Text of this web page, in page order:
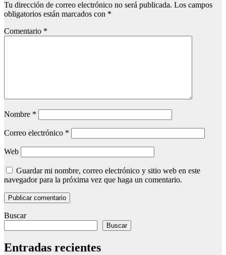
Tu dirección de correo electrónico no será publicada. Los campos
obligatorios están marcados con *
Comentario *
Nombre *
Correo electrónico *
Web
Guardar mi nombre, correo electrónico y sitio web en este
navegador para la próxima vez que haga un comentario.
Buscar
Buscar
Entradas recientes